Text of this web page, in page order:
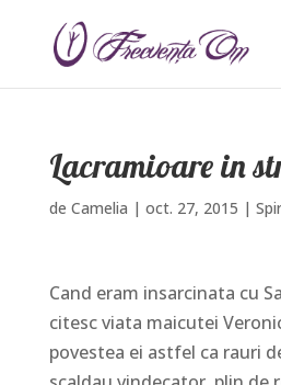
Lacramioare in
de Camelia | oct. 27, 2015 |
Cand eram insarcinata cu
citesc viata maicutei
povestea ei astfel ca rauri